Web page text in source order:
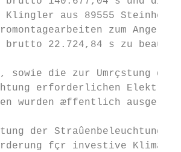
Klingler aus 89555
zum
brutto 22.724,84 s zu
sowie die zur Umrçstung
erforderlichen
wurden æffentlich
der
fçr investive